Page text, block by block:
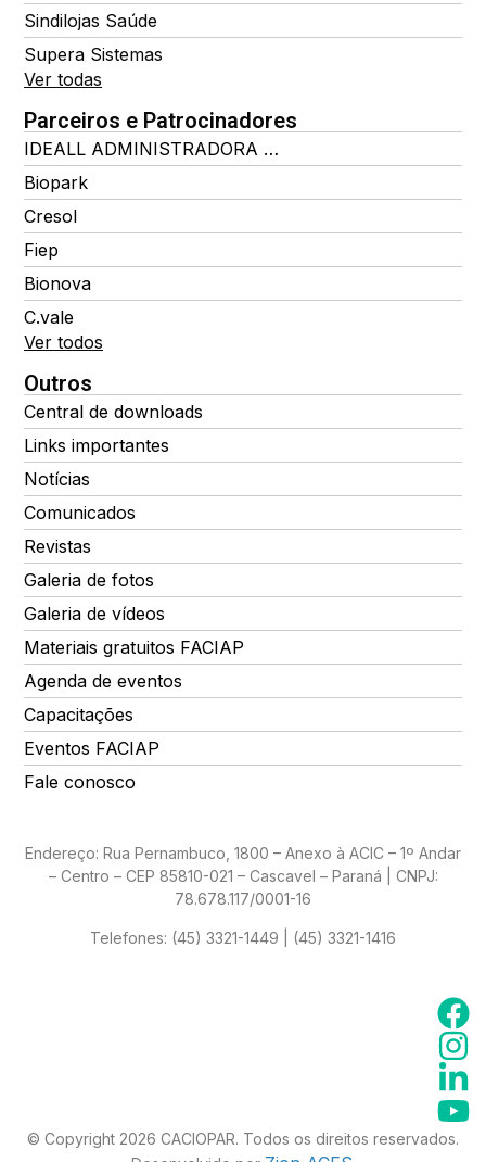
Sindilojas Saúde
Supera Sistemas
Ver todas
Parceiros e Patrocinadores
IDEALL ADMINISTRADORA DE BENEFÍCIOS
Biopark
Cresol
Fiep
Bionova
C.vale
Ver todos
Outros
Central de downloads
Links importantes
Notícias
Comunicados
Revistas
Galeria de fotos
Galeria de vídeos
Materiais gratuitos FACIAP
Agenda de eventos
Capacitações
Eventos FACIAP
Fale conosco
Endereço: Rua Pernambuco, 1800 – Anexo à ACIC – 1º Andar
– Centro – CEP 85810-021 – Cascavel – Paraná | CNPJ:
78.678.117/0001-16
Telefones: (45) 3321-1449 | (45) 3321-1416
© Copyright 2026 CACIOPAR. Todos os direitos reservados.